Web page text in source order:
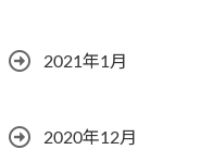
2021年1月
2020年12月